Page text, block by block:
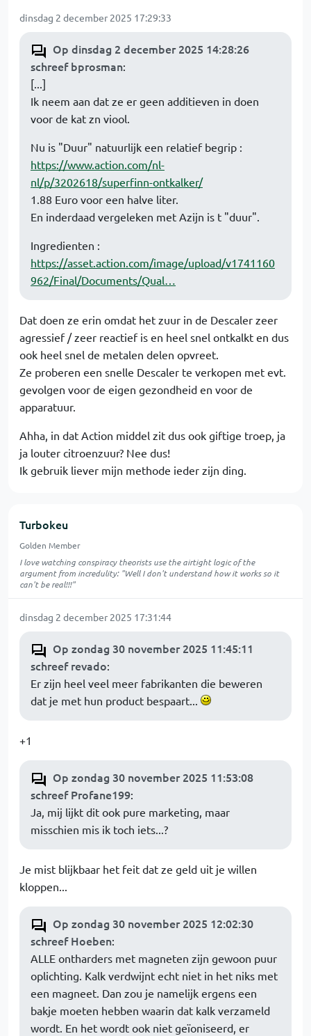
dinsdag 2 december 2025 17:29:33
Op dinsdag 2 december 2025 14:28:26
schreef bprosman:
[...]
Ik neem aan dat ze er geen additieven in doen
voor de kat zn viool.
Nu is "Duur" natuurlijk een relatief begrip :
https://www.action.com/nl-
nl/p/3202618/superfinn-ontkalker/
1.88 Euro voor een halve liter.
En inderdaad vergeleken met Azijn is t "duur".
Ingredienten :
https://asset.action.com/image/upload/v1741160
962/Final/Documents/Qual…
Dat doen ze erin omdat het zuur in de Descaler zeer
agressief / zeer reactief is en heel snel ontkalkt en dus
ook heel snel de metalen delen opvreet.
Ze proberen een snelle Descaler te verkopen met evt.
gevolgen voor de eigen gezondheid en voor de
apparatuur.
Ahha, in dat Action middel zit dus ook giftige troep, ja
ja louter citroenzuur? Nee dus!
Ik gebruik liever mijn methode ieder zijn ding.
Turbokeu
Golden Member
I love watching conspiracy theorists use the airtight logic of the
argument from incredulity: "Well I don't understand how it works so it
can't be real!!!"
dinsdag 2 december 2025 17:31:44
Op zondag 30 november 2025 11:45:11
schreef revado:
Er zijn heel veel meer fabrikanten die beweren
dat je met hun product bespaart...
+1
Op zondag 30 november 2025 11:53:08
schreef Profane199:
Ja, mij lijkt dit ook pure marketing, maar
misschien mis ik toch iets...?
Je mist blijkbaar het feit dat ze geld uit je willen
kloppen...
Op zondag 30 november 2025 12:02:30
schreef Hoeben:
ALLE ontharders met magneten zijn gewoon puur
oplichting. Kalk verdwijnt echt niet in het niks met
een magneet. Dan zou je namelijk ergens een
bakje moeten hebben waarin dat kalk verzameld
wordt. En het wordt ook niet geïoniseerd, er